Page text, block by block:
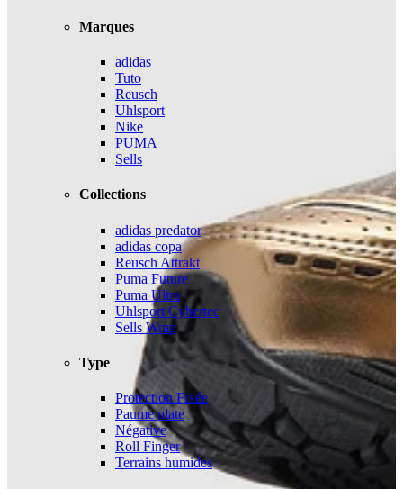
Marques
adidas
Tuto
Reusch
Uhlsport
Nike
PUMA
Sells
Collections
adidas predator
adidas copa
Reusch Attrakt
Puma Future
Puma Ultra
Uhlsport Cybertec
Sells Wrap
Type
Protection Fixée
Paume plate
Négative
Roll Finger
Terrains humides